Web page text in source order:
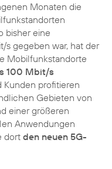
Monaten die
bisher eine
s gegeben war, hat der
Mobilfunkstandorte
100 Mbit/s
Kunden profitieren
Gebieten von
einer größeren
Anwendungen
dortden neuen 5G-